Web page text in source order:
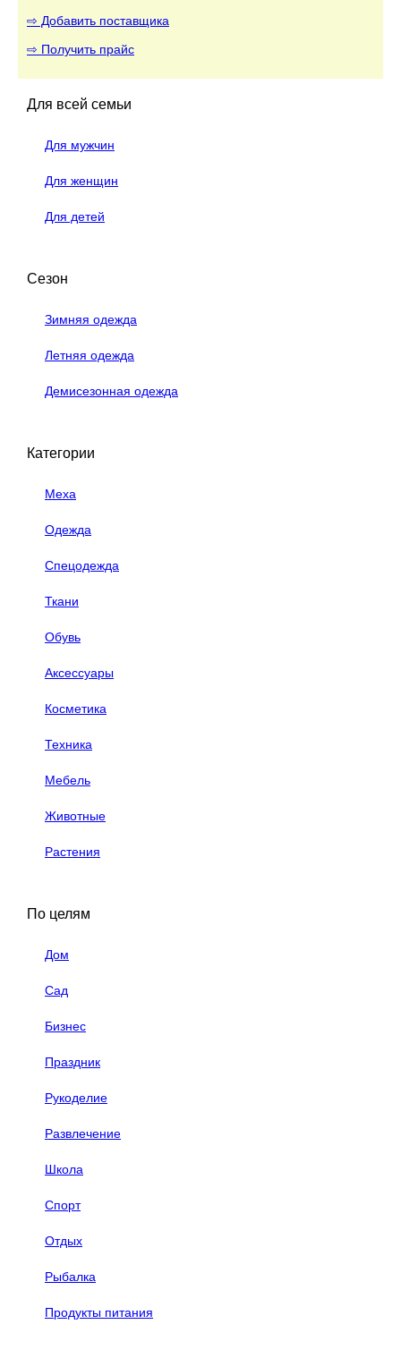
⇨ Добавить поставщика
⇨ Получить прайс
Для всей семьи
Для мужчин
Для женщин
Для детей
Сезон
Зимняя одежда
Летняя одежда
Демисезонная одежда
Категории
Меха
Одежда
Спецодежда
Ткани
Обувь
Аксессуары
Косметика
Техника
Мебель
Животные
Растения
По целям
Дом
Сад
Бизнес
Праздник
Рукоделие
Развлечение
Школа
Спорт
Отдых
Рыбалка
Продукты питания